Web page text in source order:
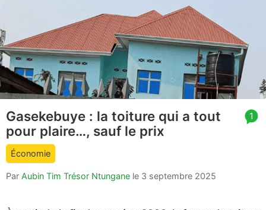
article
comment
count
is:
1
Gasekebuye : la toiture qui a tout
pour plaire…, sauf le prix
Économie
Par Aubin Tim Trésor Ntungane le 3 septembre 2025